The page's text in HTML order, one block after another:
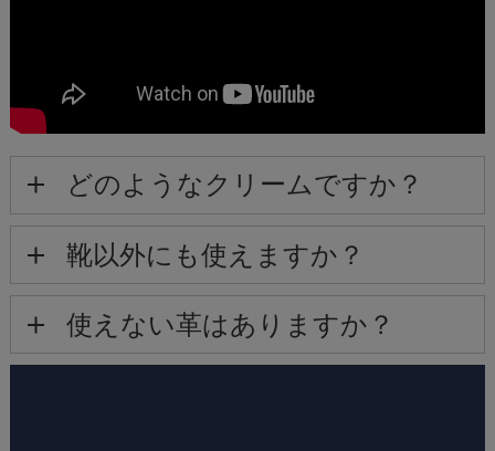
どのようなクリームですか？
靴以外にも使えますか？
使えない革はありますか？